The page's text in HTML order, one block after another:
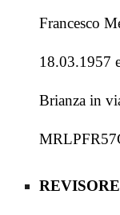
Francesco
18.03.1957
Brianza in
REVISORE